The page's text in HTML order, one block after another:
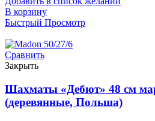
В корзину
Быстрый Просмотр
Сравнить
Закрыть
Шахматы «Дебют» 48 см
(деревянные, Польша)